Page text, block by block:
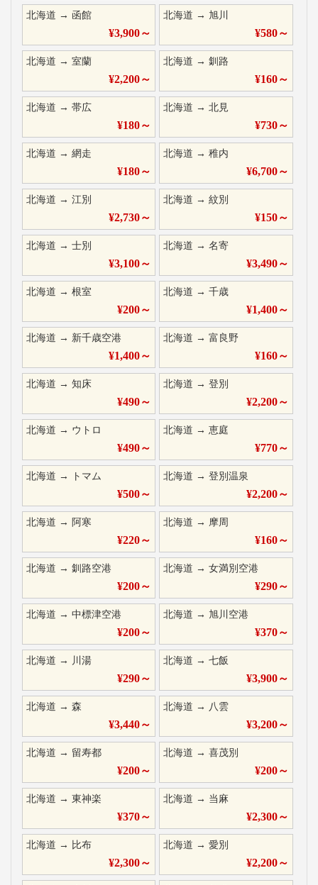
北海道 → 函館
¥3,900～
北海道 →旭川
¥580～
北海道 → 室蘭
¥2,200～
北海道 →釧路
¥160～
北海道 → 帯広
¥180～
北海道 →北見
¥730～
北海道 → 網走
¥180～
北海道 →稚内
¥6,700～
北海道 → 江別
¥2,730～
北海道 →紋別
¥150～
北海道 → 士別
¥3,100～
北海道 →名寄
¥3,490～
北海道 → 根室
¥200～
北海道 →千歳
¥1,400～
北海道 → 新千歳空港
¥1,400～
北海道 →富良野
¥160～
北海道 → 知床
¥490～
北海道 →登別
¥2,200～
北海道 → ウトロ
¥490～
北海道 →恵庭
¥770～
北海道 → トマム
¥500～
北海道 →登別温泉
¥2,200～
北海道 → 阿寒
¥220～
北海道 → 摩周
¥160～
北海道 → 釧路空港
¥200～
北海道 →女満別空港
¥290～
北海道 → 中標津空港
¥200～
北海道 →旭川空港
¥370～
北海道 → 川湯
¥290～
北海道 →七飯
¥3,900～
北海道 → 森
¥3,440～
北海道 → 八雲
¥3,200～
北海道 → 留寿都
¥200～
北海道 →喜茂別
¥200～
北海道 → 東神楽
¥370～
北海道 → 当麻
¥2,300～
北海道 → 比布
¥2,300～
北海道 →愛別
¥2,200～